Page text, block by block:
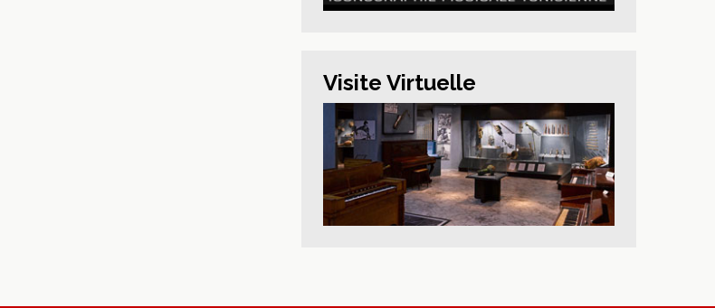
Visite Virtuelle